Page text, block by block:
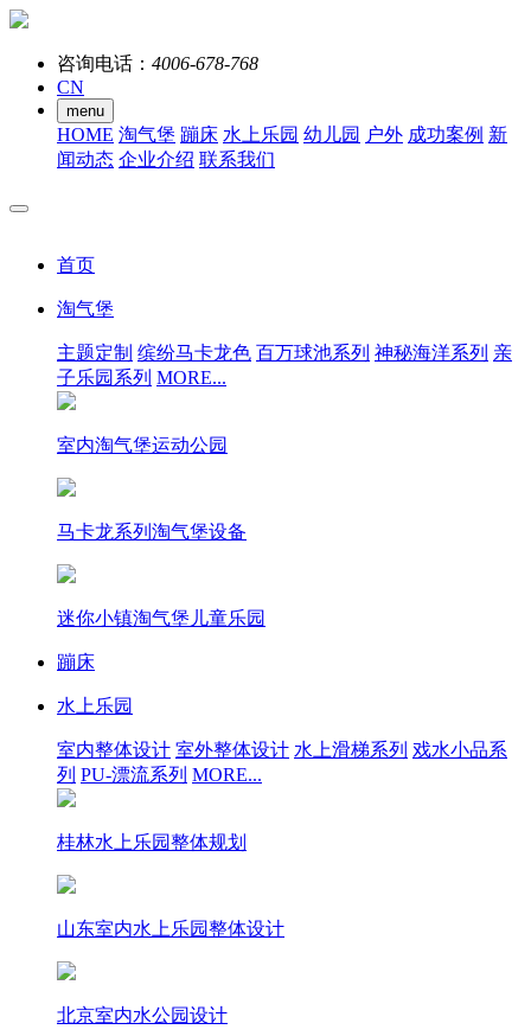
咨询电话： 4006-678-768
CN
menu
HOME 淘气堡 蹦床 水上乐园 幼儿园 户外 成功案例 新
闻动态 企业介绍 联系我们
首页
淘气堡
主题定制 缤纷马卡龙色 百万球池系列 神秘海洋系列 亲
子乐园系列 MORE...
室内淘气堡运动公园
马卡龙系列淘气堡设备
迷你小镇淘气堡儿童乐园
蹦床
水上乐园
室内整体设计 室外整体设计 水上滑梯系列 戏水小品系
列 PU-漂流系列 MORE...
桂林水上乐园整体规划
山东室内水上乐园整体设计
北京室内水公园设计